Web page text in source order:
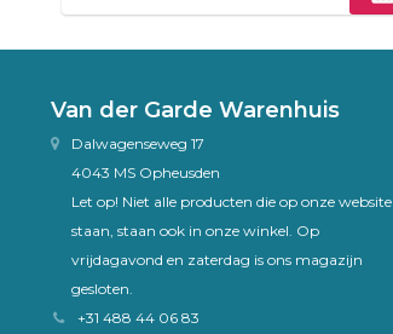
Van der Garde Warenhuis
Dalwagenseweg 17
4043 MS Opheusden
Let op! Niet alle producten die op onze website
staan, staan ook in onze winkel. Op
vrijdagavond en zaterdag is ons magazijn
gesloten.
+31 488 44 06 83